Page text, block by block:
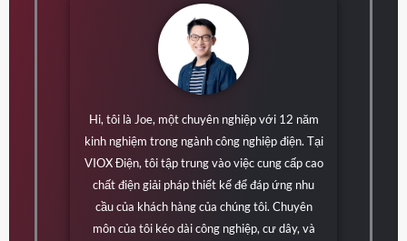
Hi, tôi là Joe, một chuyên nghiệp với 12 năm
kinh nghiệm trong ngành công nghiệp điện. Tại
VIOX Điện, tôi tập trung vào việc cung cấp cao
chất điện giải pháp thiết kế để đáp ứng nhu
cầu của khách hàng của chúng tôi. Chuyên
môn của tôi kéo dài công nghiệp, cư dây, và